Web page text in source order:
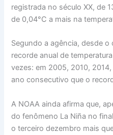
registrada no século XX, de
de 0,04°C a mais na
Segundo a agência, desde o
recorde anual de
vezes: em 2005, 2010,
ano consecutivo que o
A NOAA ainda afirma que,
do fenômeno La Niña no
o terceiro dezembro mais